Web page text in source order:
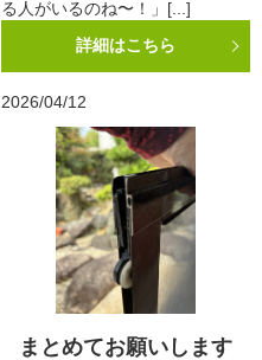
る人がいるのね〜！」[...]
詳細はこちら
2026/04/12
まとめてお願いします